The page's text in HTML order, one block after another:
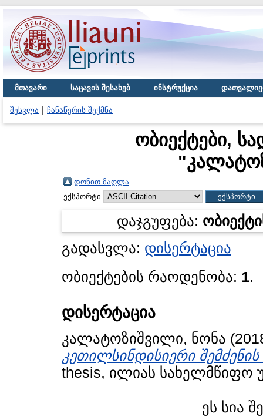
მთავარი საცავის შესახებ ინსტრუქცია
შესვლა ჩანაწერის შექმნა
ობიექტები,
"
დონით მაღლა
ექსპორტი
დაჯგუფება:
გადასვლა: დისერტაცია
ობიექტების რაოდენობა: 1.
დისერტაცია
კალატოზიშვილი, ნონა
კეთილსინდისიერი
thesis, ილიას სახელმწიფო
ეს სია